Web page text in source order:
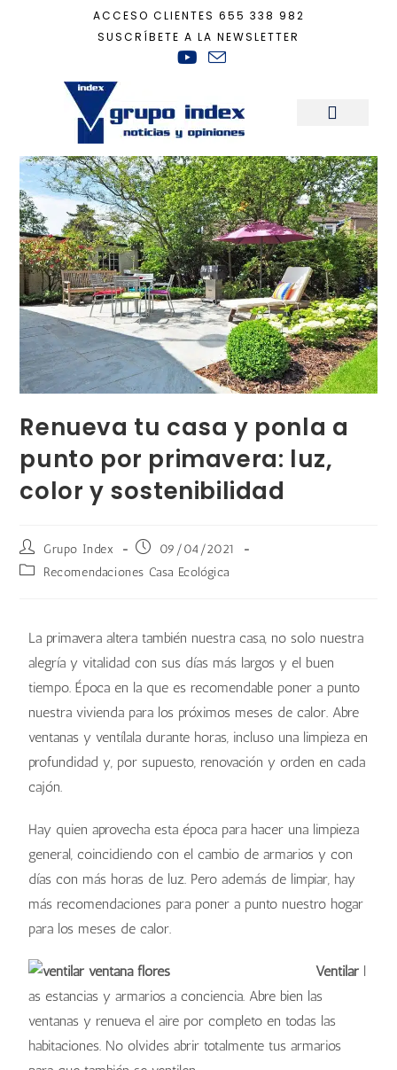
ACCESO CLIENTES 655 338 982
SUSCRÍBETE A LA NEWSLETTER
Recomendaciones Casa Ecológica
Renueva tu casa y ponla a
punto por primavera: luz,
color y sostenibilidad
Grupo Index
09/04/2021
Recomendaciones Casa Ecológica
La primavera altera también nuestra casa, no solo nuestra
alegría y vitalidad con sus días más largos y el buen
tiempo. Época en la que es recomendable poner a punto
nuestra vivienda para los próximos meses de calor. Abre
ventanas y ventílala durante horas, incluso una limpieza en
profundidad y, por supuesto, renovación y orden en cada
cajón.
Hay quien aprovecha esta época para hacer una limpieza
general, coincidiendo con el cambio de armarios y con
días con más horas de luz. Pero además de limpiar, hay
más recomendaciones para poner a punto nuestro hogar
para los meses de calor.
Ventilar l
as estancias y armarios a conciencia. Abre bien las
ventanas y renueva el aire por completo en todas las
habitaciones. No olvides abrir totalmente tus armarios